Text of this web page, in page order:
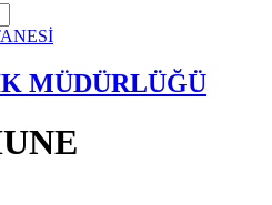
MÜDÜRLÜĞÜ